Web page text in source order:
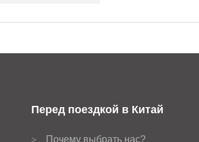
Перед поездкой в Китай
>
Почему выбрать нас?